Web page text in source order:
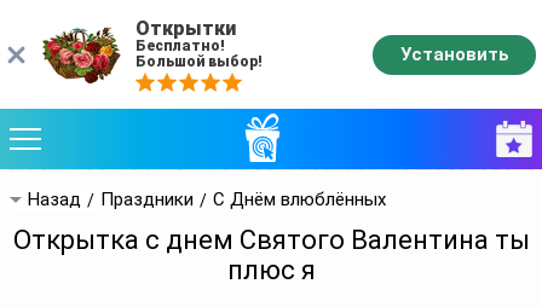
Назад Праздники С Днём влюблённых
Открытка с днем Святого Валентина ты
плюс я
Открытки
Бесплатно!
Большой выбор!
Установить